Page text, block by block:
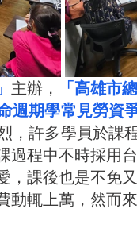
主辦， 「高雄市
週期學常見勞資爭
，許多學員於課
過程中不時採用
，課後也是不免
動輒上萬，然而